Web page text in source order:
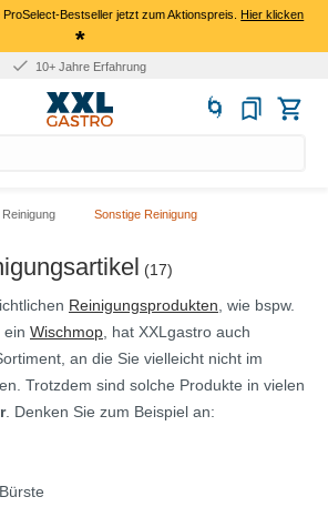
Bestseller jetzt zum Aktionspreis.Hier klicken
*
10+ Jahre Erfahrung
Reinigung Sonstige Reinigung
(17)
Reinigungsprodukten , wie bspw.
ein Wischmop , hat XXLgastro auch
an die Sie vielleicht nicht im
Trotzdem sind solche Produkte in vielen
. Denken Sie zum Beispiel an: